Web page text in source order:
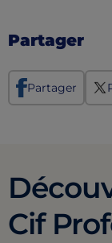
Partager
Partager
Cif